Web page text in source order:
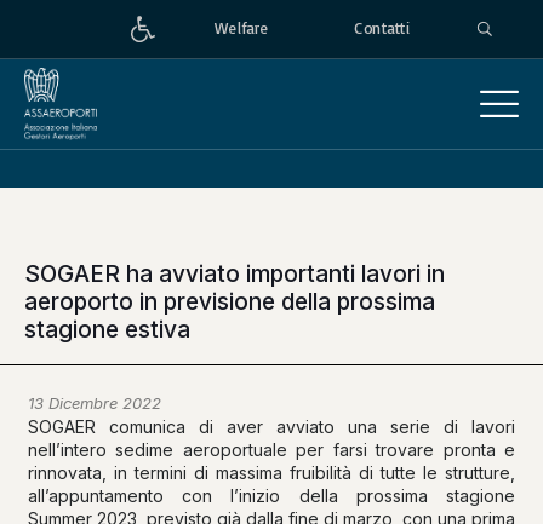
Welfare Contatti
SOGAER ha avviato importanti lavori in
aeroporto in previsione della prossima
stagione estiva
13 Dicembre 2022
SOGAER comunica di aver avviato una serie di lavori
nell’intero sedime aeroportuale per farsi trovare pronta e
rinnovata, in termini di massima fruibilità di tutte le strutture,
all’appuntamento con l’inizio della prossima stagione
Summer 2023, previsto già dalla fine di marzo, con una prima